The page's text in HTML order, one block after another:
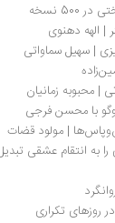
دهنوی
سماواتی
زمانیان
محسن فرجی
| مولود قضات